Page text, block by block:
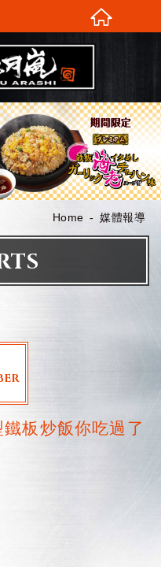
Home 媒體報導
板炒飯你吃過了